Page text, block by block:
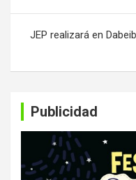
entradas
​​​JEP realizará en
Publicidad